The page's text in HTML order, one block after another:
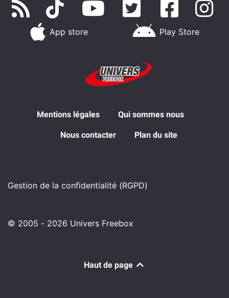
App store Play Store
Mentions légales Qui sommes nous
Nous contacter Plan du site
Gestion de la confidentialité (RGPD)
© 2005 - 2026 Univers Freebox
Haut de page